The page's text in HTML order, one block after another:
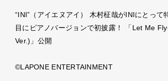
“INI”（アイエヌアイ） 木村柾哉がINIにとって
目にピアノバージョンで初披露！ 「Let Me
Ver.)」公開
©LAPONE ENTERTAINMENT